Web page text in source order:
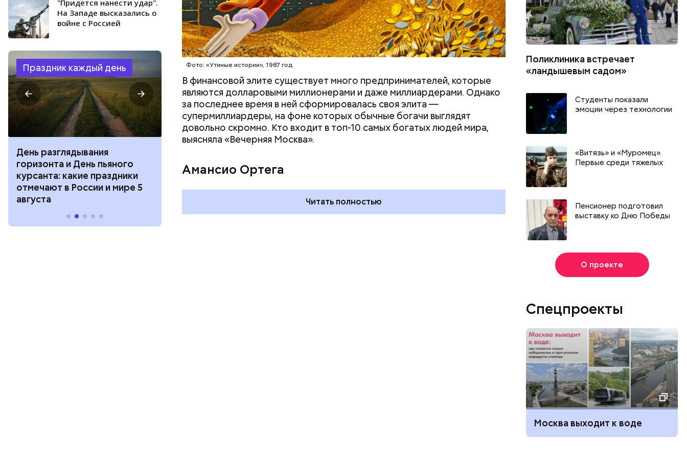
"Придется нанести удар".
На Западе высказались о
войне с Россией
Праздник каждый день
День разглядывания
горизонта и День пьяного
курсанта: какие праздники
отмечают в России и мире 5
августа
День шампанского: какие
праздники отмечают в России
и мире 4 августа
августа
День тульского пряника и
День сидения на
подоконниках: какие
праздники отмечают в России
и мире 2 августа
День
и
Фото: «Утиные истории», 1987 год
В финансовой элите существует много предпринимателей, которые
являются долларовыми миллионерами и даже миллиардерами. Однако
за последнее время в ней сформировалась своя элита —
супермиллиардеры, на фоне которых обычные богачи выглядят
довольно скромно. Кто входит в топ-10 самых богатых людей мира,
выясняла «Вечерняя Москва».
Амансио Ортега
Фото: Shutterstock
Читать полностью
Поликлиника встречает
«ландышевым садом»
Студенты показали
эмоции через технологии
«Витязь» и «Муромец».
Первые среди тяжелых
Пенсионер подготовил
выставку ко Дню Победы
О проекте
Спецпроекты
Москва выходит к воде